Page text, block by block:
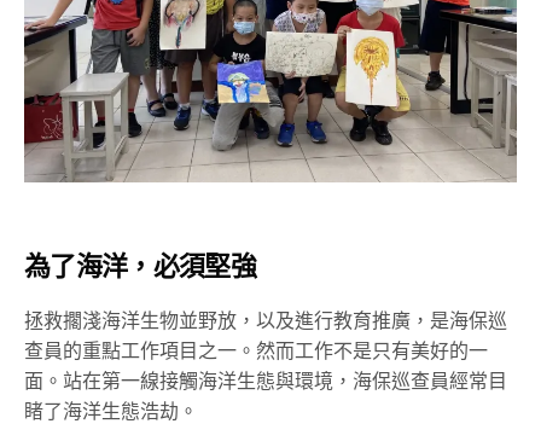
為了海洋，必須堅強
拯救擱淺海洋生物並野放，以及進行教育推廣，是海保巡
查員的重點工作項目之一。然而工作不是只有美好的一
面。站在第一線接觸海洋生態與環境，海保巡查員經常目
睹了海洋生態浩劫。